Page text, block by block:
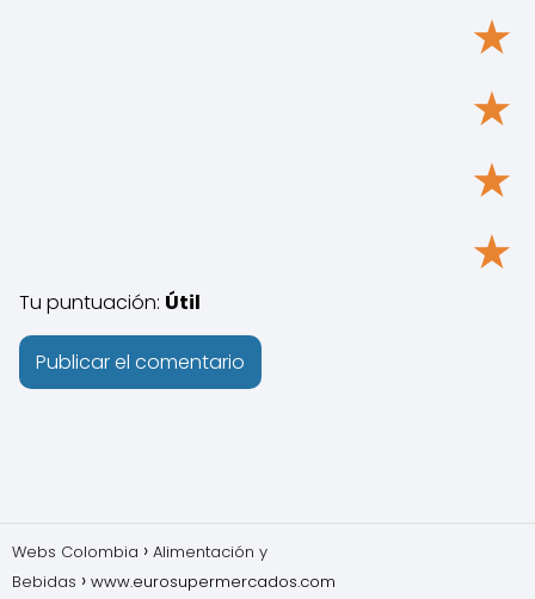
★
★
★
★
Tu puntuación: Útil
Webs Colombia
Alimentación y
Bebidas
www.eurosupermercados.com